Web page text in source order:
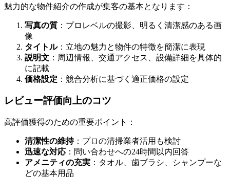
魅力的な物件紹介の作成が集客の基本となります：
写真の質 ：プロレベルの撮影、明るく清潔感のある画
像
タイトル：立地の魅力と物件の特徴を簡潔に表現
説明文 ：周辺情報、交通アクセス、設備詳細を具体的
に記載
価格設定 ：競合分析に基づく適正価格の設定
レビュー評価向上のコツ
高評価獲得のための重要ポイント：
清潔性の維持：プロの清掃業者活用も検討
迅速な対応 ：問い合わせへの24時間以内回答
アメニティの充実 ：タオル、歯ブラシ、シャンプーな
どの基本用品